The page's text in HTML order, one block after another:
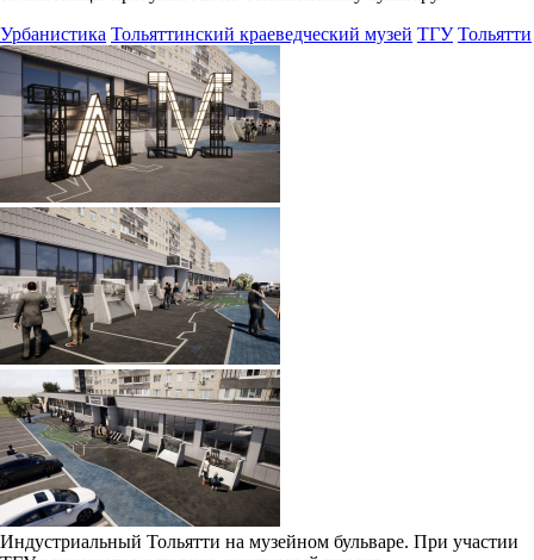
Урбанистика Тольяттинский краеведческий музей ТГУ Тольятти
Индустриальный Тольятти на музейном бульваре. При участии